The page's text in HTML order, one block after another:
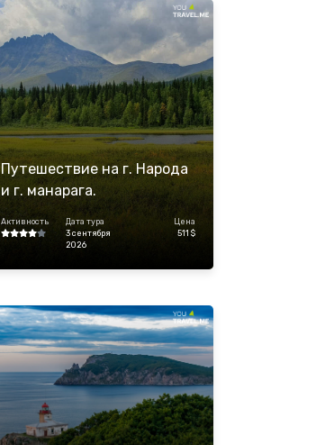
Путешествие на г. Народа
и г. манарага.
Активность
Дата тура
3 сентября
2026
Цена
511 $